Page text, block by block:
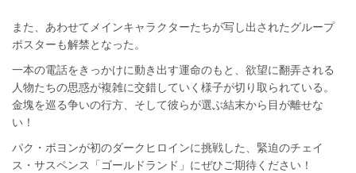
また、あわせてメインキャラクターたちが写し出されたグループ
ポスターも解禁となった。
一本の電話をきっかけに動き出す運命のもと、欲望に翻弄される
人物たちの思惑が複雑に交錯していく様子が切り取られている。
金塊を巡る争いの行方、そして彼らが選ぶ結末から目が離せな
い！
パク・ボヨンが初のダークヒロインに挑戦した、緊迫のチェイ
ス・サスペンス「ゴールドランド」にぜひご期待ください！